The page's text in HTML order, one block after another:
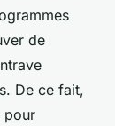
de
De ce fait,
pour